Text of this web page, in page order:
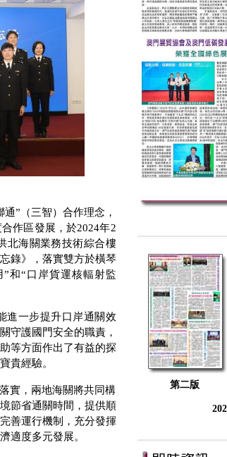
”（三智）合作理念，
作區發展，於2024年2
北海關業務技術綜合樓
錄》，落實雙方於橫琴
和“口岸貨運核輻射監
進一步提升口岸通關效
守護國門安全的職責，
等方面作出了有益的探
貴經驗。
實，兩地海關將共同構
節省通關時間，提供順
善運行機制，充分發揮
適度多元發展。
第二版